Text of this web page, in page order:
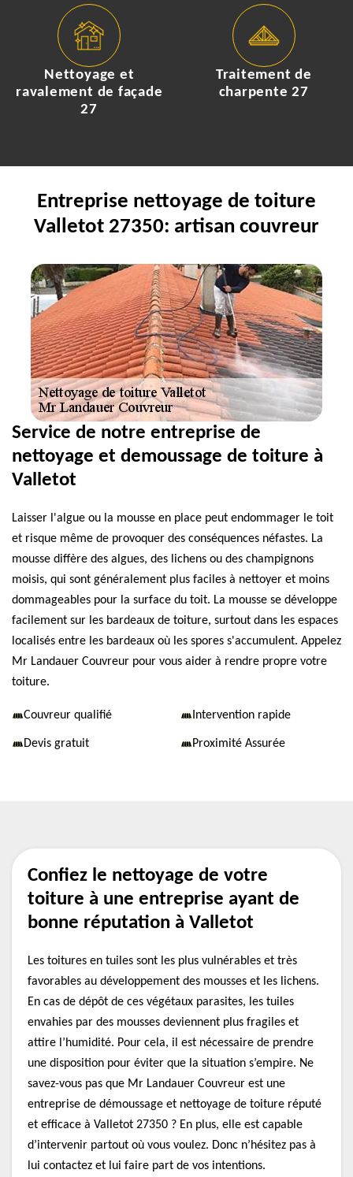
Nettoyage et
ravalement de façade
27
Traitement de
charpente 27
Entreprise nettoyage de toiture
Valletot 27350: artisan couvreur
Service de notre entreprise de
nettoyage et demoussage de toiture à
Valletot
Laisser l'algue ou la mousse en place peut endommager le toit
et risque même de provoquer des conséquences néfastes. La
mousse diffère des algues, des lichens ou des champignons
moisis, qui sont généralement plus faciles à nettoyer et moins
dommageables pour la surface du toit. La mousse se développe
facilement sur les bardeaux de toiture, surtout dans les espaces
localisés entre les bardeaux où les spores s'accumulent. Appelez
Mr Landauer Couvreur pour vous aider à rendre propre votre
toiture.
Couvreur qualifié Intervention rapide
Devis gratuit Proximité Assurée
Confiez le nettoyage de votre
toiture à une entreprise ayant de
bonne réputation à Valletot
Les toitures en tuiles sont les plus vulnérables et très
favorables au développement des mousses et les lichens.
En cas de dépôt de ces végétaux parasites, les tuiles
envahies par des mousses deviennent plus fragiles et
attire l’humidité. Pour cela, il est nécessaire de prendre
une disposition pour éviter que la situation s’empire. Ne
savez-vous pas que Mr Landauer Couvreur est une
entreprise de démoussage et nettoyage de toiture réputé
et efficace à Valletot 27350 ? En plus, elle est capable
d’intervenir partout où vous voulez. Donc n’hésitez pas à
lui contactez et lui faire part de vos intentions.